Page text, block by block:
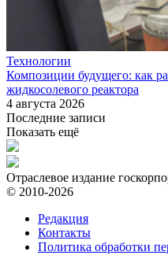
Технологии
Композиции будущего: как
жидкосолевого реактора
4 августа 2026
Последние записи
Показать ещё
Отраслевое издание
© 2010-2026
Редакция
Контакты
Политика обработки